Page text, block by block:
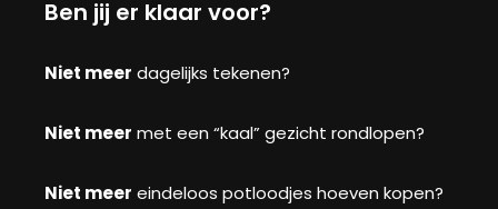
Ben jij er klaar voor?
Niet meer dagelijks tekenen?
Niet meer met een “kaal” gezicht rondlopen?
Niet meer eindeloos potloodjes hoeven kopen?